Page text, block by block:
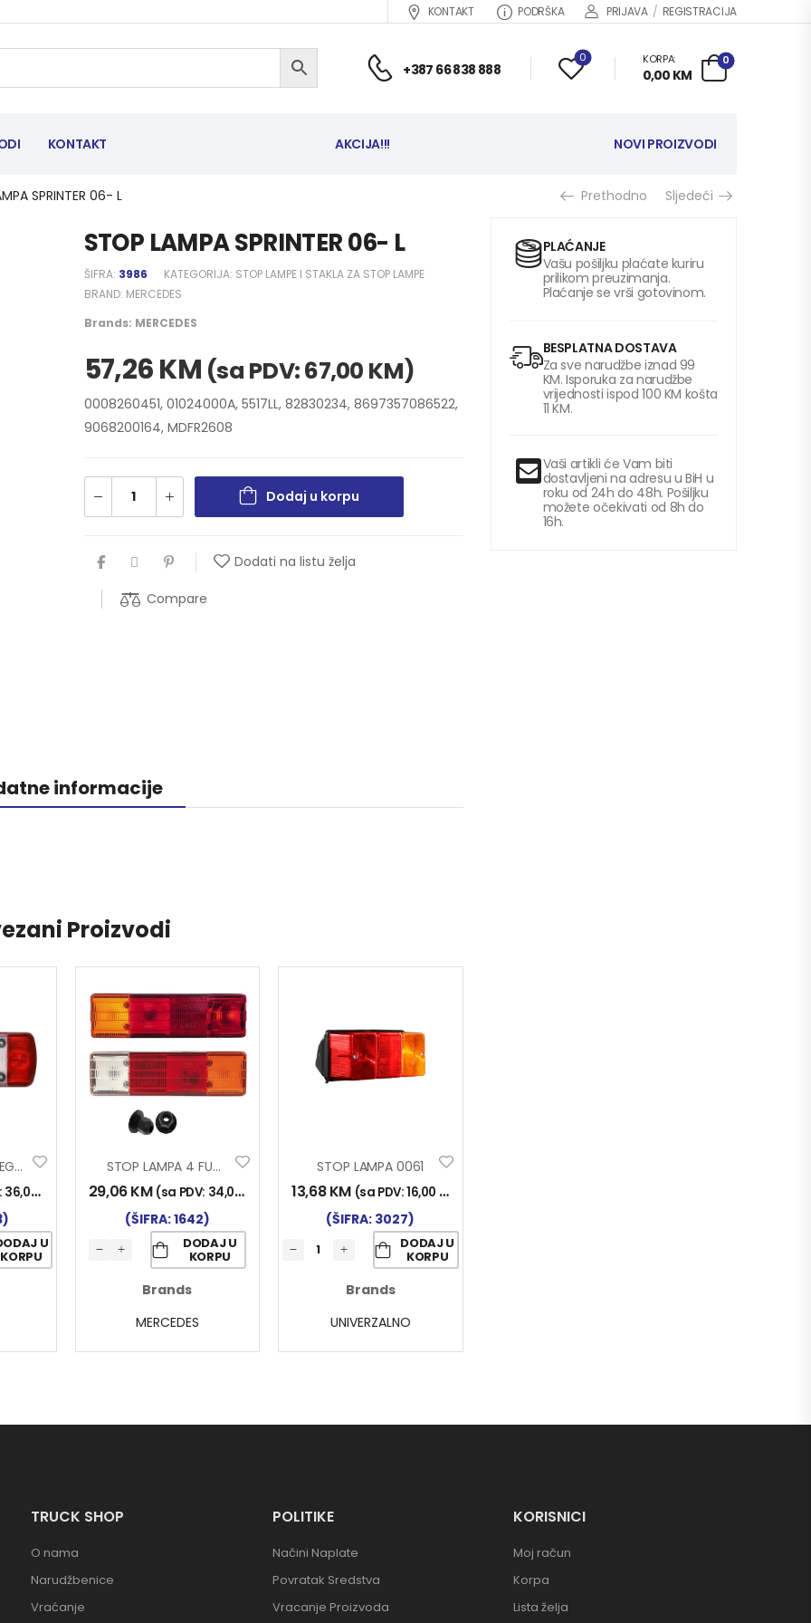
KONTAKT PODRŠKA PRIJAVA / REGISTRACIJA
+387 66 838 888
0 KORPA:
0,00 KM
0
KONTAKT AKCIJA!!! NOVI PROIZVODI
SPRINTER 06- L Prethodno Sljedeći
STOP LAMPA SPRINTER 06- L
ŠIFRA: 3986 KATEGORIJA: STOP LAMPE I STAKLA ZA STOP LAMPE
BRAND: MERCEDES
Brands: MERCEDES
57,26KM (sa PDV:67,00 KM)
0008260451, 01024000A, 5517LL, 82830234, 8697357086522,
9068200164, MDFR2608
Dodaj u korpu
Dodati na listu želja
Compare
informacije
Proizvodi
STOP LAMPA ATEGO LIJ.
36,00 KM
U
KORPU
STOP LAMPA 4 FUNK. REB
29,06KM (sa PDV: 34,00
(ŠIFRA: 1642)
DODAJ U
KORPU
Brands
MERCEDES
STOP LAMPA 0061
13,68KM (sa PDV:16,00 KM
(ŠIFRA: 3027)
DODAJ U
KORPU
Brands
UNIVERZALNO
PLAĆANJE
Vašu pošiljku plaćate kuriru
prilikom preuzimanja.
Plaćanje se vrši gotovinom.
BESPLATNA DOSTAVA
Za sve narudžbe iznad 99
KM. Isporuka za narudžbe
vrijednosti ispod 100 KM košta
11 KM.
Vaši artikli će Vam biti
dostavljeni na adresu u BiH u
roku od 24h do 48h. Pošiljku
možete očekivati od 8h do
16h.
TRUCK SHOP
O nama
Narudžbenice
Vraćanje
POLITIKE
Načini Naplate
Povratak Sredstva
Vracanje Proizvoda
KORISNICI
Moj račun
Korpa
Lista želja